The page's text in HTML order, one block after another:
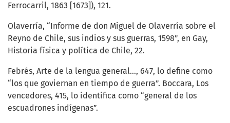
Ferrocarril, 1863 [1673]), 121.
Olaverría, “Informe de don Miguel de Olaverría sobre el
Reyno de Chile, sus indios y sus guerras, 1598”, en Gay,
Historia física y política de Chile, 22.
Febrés, Arte de la lengua general…, 647, lo define como
“los que goviernan en tiempo de guerra”. Boccara, Los
vencedores, 415, lo identifica como “general de los
escuadrones indígenas”.